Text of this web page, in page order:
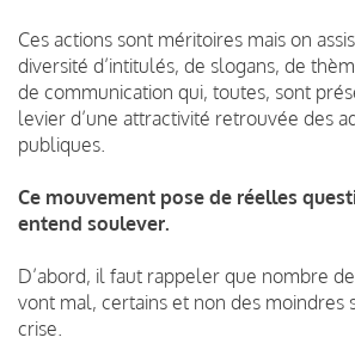
Ces actions sont méritoires mais on
diversité d’intitulés, de slogans, de
de communication qui, toutes, sont
levier d’une attractivité retrouvée des
publiques.
Ce mouvement pose de réelles
entend soulever.
D’abord, il faut rappeler que nombre
vont mal, certains et non des moindres
crise.